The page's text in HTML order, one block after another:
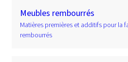
Meubles rembourrés
Matières premières et additifs pour la
rembourrés